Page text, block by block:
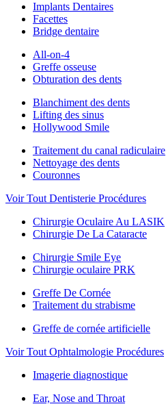
Implants Dentaires
Facettes
Bridge dentaire
All-on-4
Greffe osseuse
Obturation des dents
Blanchiment des dents
Lifting des sinus
Hollywood Smile
Traitement du canal radiculaire
Nettoyage des dents
Couronnes
Voir Tout Dentisterie Procédures
Chirurgie Oculaire Au LASIK
Chirurgie De La Cataracte
Chirurgie Smile Eye
Chirurgie oculaire PRK
Greffe De Cornée
Traitement du strabisme
Greffe de cornée artificielle
Voir Tout Ophtalmologie Procédures
Imagerie diagnostique
Ear, Nose and Throat